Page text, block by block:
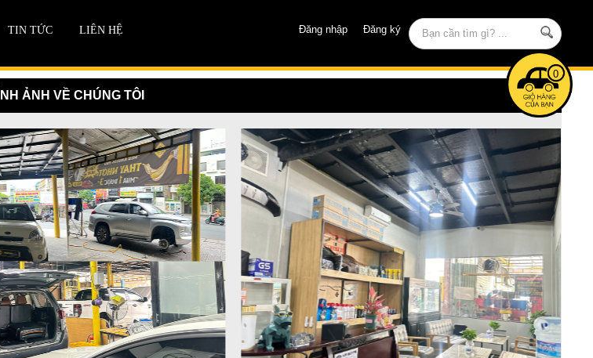
Đăng nhập Đăng ký
TIN TỨC LIÊN HỆ
0
ẢNH VỀ CHÚNG TÔI